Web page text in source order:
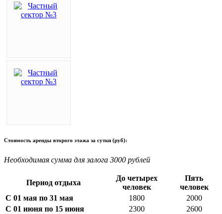
Стоимость аренды второго этажа за сутки (руб):
Необходимая сумма для залога 3000 рублей
Период отдыха
До четырех
человек
Пять
человек
С 01 мая по 31 мая
1800
2000
С 01 июня по 15 июня
2300
2600